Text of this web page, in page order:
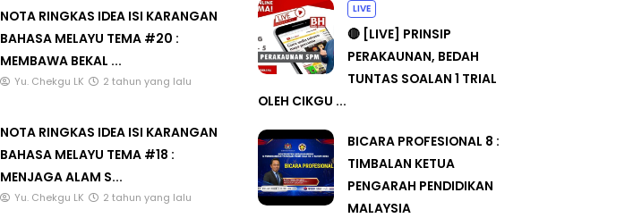
NOTA RINGKAS IDEA ISI KARANGAN
BAHASA MELAYU TEMA #20 :
MEMBAWA BEKAL ...
Yu. Chekgu LK 2 tahun yang lalu
NOTA RINGKAS IDEA ISI KARANGAN
BAHASA MELAYU TEMA #18 :
MENJAGA ALAM S...
Yu. Chekgu LK 2 tahun yang lalu
LIVE
🔴 [LIVE] PRINSIP
PERAKAUNAN, BEDAH
TUNTAS SOALAN 1 TRIAL
OLEH CIKGU ...
BICARA PROFESIONAL 8 :
TIMBALAN KETUA
PENGARAH PENDIDIKAN
MALAYSIA